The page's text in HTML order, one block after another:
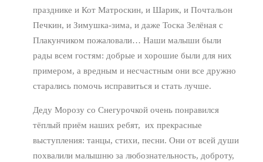
празднике и Кот Матроскин, и Шарик, и Почтальон
Печкин, и Зимушка-зима, и даже Тоска Зелёная с
Плакунчиком пожаловали… Наши малыши были
рады всем гостям: добрые и хорошие были для них
примером, а вредным и несчастным они все дружно
старались помочь исправиться и стать лучше.
Деду Морозу со Снегурочкой очень понравился
тёплый приём наших ребят, их прекрасные
выступления: танцы, стихи, песни. Они от всей души
похвалили малышню за любознательность, доброту,